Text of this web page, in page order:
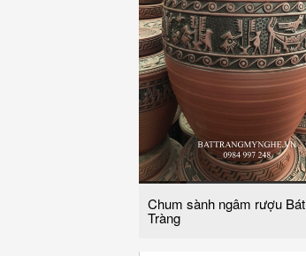
Chum sành ngâm rượu Bát
Tràng